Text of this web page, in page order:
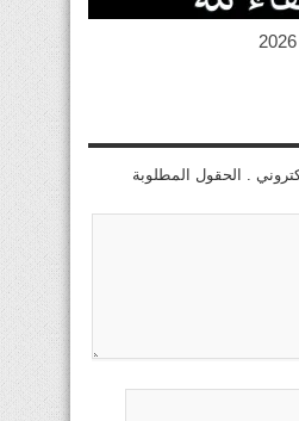
. الحقول المطلوبة